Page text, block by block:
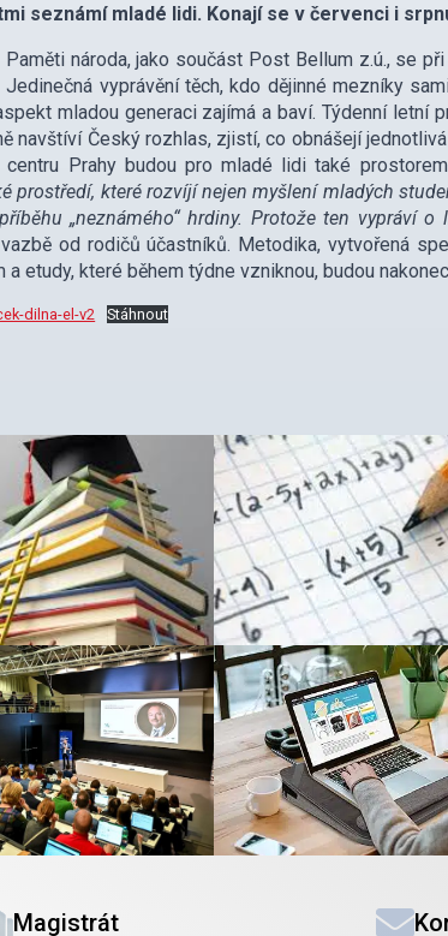
seznámí mladé lidi. Konají se v červenci i
Paměti národa, jako součást Post Bellum z.ú., se
Jedinečná vyprávění těch, kdo dějinné mezníky
mladou generaci zajímá a baví. Týdenní letní
navštíví Český rozhlas, zjistí, co obnášejí
centru Prahy budou pro mladé lidi také
prostředí, které rozvíjí nejen myšlení mladých
„neznámého“ hrdiny. Protože ten vypráví
od rodičů účastníků. Metodika, vytvořená
a etudy, které během týdne vzniknou, budou
dilna-el-v2 Stáhnout
Magistrát